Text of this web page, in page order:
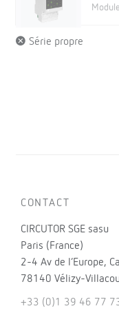
Série propre
CONTACT
CIRCUTOR SGE sasu
Paris (France)
2-4 Av de l’Europe,
78140 Vélizy-
+33 (0)1 39 46 77